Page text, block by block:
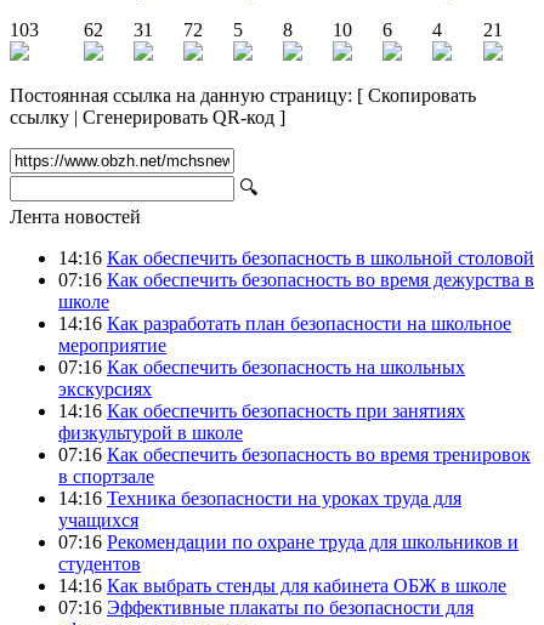
103
62 31 72 5 8 10 6 4 21
Постоянная ссылка на данную страницу: [ Скопировать
ссылку | Сгенерировать QR-код ]
🔍
Лента новостей
14:16 Как обеспечить безопасность в школьной столовой
07:16 Как обеспечить безопасность во время дежурства в
школе
14:16 Как разработать план безопасности на школьное
мероприятие
07:16 Как обеспечить безопасность на школьных
экскурсиях
14:16 Как обеспечить безопасность при занятиях
физкультурой в школе
07:16 Как обеспечить безопасность во время тренировок
в спортзале
14:16 Техника безопасности на уроках труда для
учащихся
07:16 Рекомендации по охране труда для школьников и
студентов
14:16 Как выбрать стенды для кабинета ОБЖ в школе
07:16 Эффективные плакаты по безопасности для